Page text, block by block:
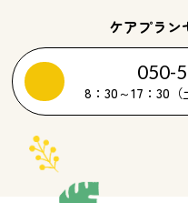
ケアプラ
050-
8：30～17：30（